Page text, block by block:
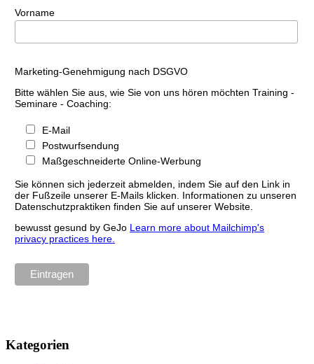
Vorname
Marketing-Genehmigung nach DSGVO
Bitte wählen Sie aus, wie Sie von uns hören möchten Training -
Seminare - Coaching:
E-Mail
Postwurfsendung
Maßgeschneiderte Online-Werbung
Sie können sich jederzeit abmelden, indem Sie auf den Link in
der Fußzeile unserer E-Mails klicken. Informationen zu unseren
Datenschutzpraktiken finden Sie auf unserer Website.
bewusst gesund by GeJo Learn more about Mailchimp's
privacy practices here.
Kategorien